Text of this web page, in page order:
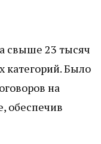
свыше 23 тысяч
категорий. Было
на
обеспечив